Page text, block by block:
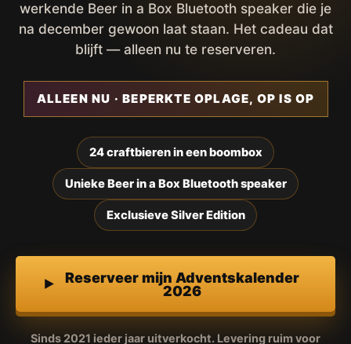
werkende Beer in a Box Bluetooth speaker die je
na december gewoon laat staan. Het cadeau dat
blijft — alleen nu te reserveren.
ALLEEN NU · BEPERKTE OPLAGE, OP IS OP
24 craftbieren in een boombox
Unieke Beer in a Box Bluetooth speaker
Exclusieve Silver Edition
Reserveer mijn Adventskalender
2026
Sinds 2021 ieder jaar uitverkocht. Levering ruim voor